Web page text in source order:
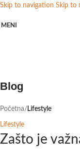
Skip to navigation Skip to
MENI
Blog
Početna/ Lifestyle
Lifestyle
Zašto je